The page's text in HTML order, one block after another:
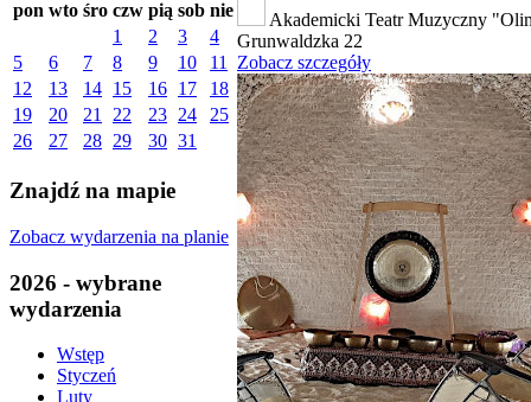
pon wto śro czw pią sob nie
1
2 3
4
5
6 7 8 9 10
11
12
13 14 15 16 17
18
19
20 21 22 23 24
25
26
27 28 29 30 31
Znajdź na mapie
Zobacz wydarzenia na planie
2026 - wybrane
wydarzenia
Wstęp
Styczeń
Luty
Akademicki Teatr Muzyczny
Grunwaldzka 22
Zobacz szczegóły